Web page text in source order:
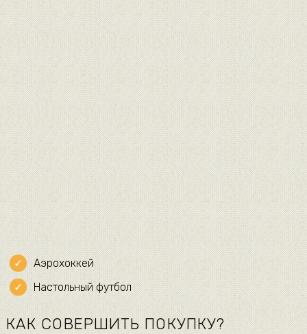
Аэрохоккей
Настольный футбол
КАК СОВЕРШИТЬ ПОКУПКУ?